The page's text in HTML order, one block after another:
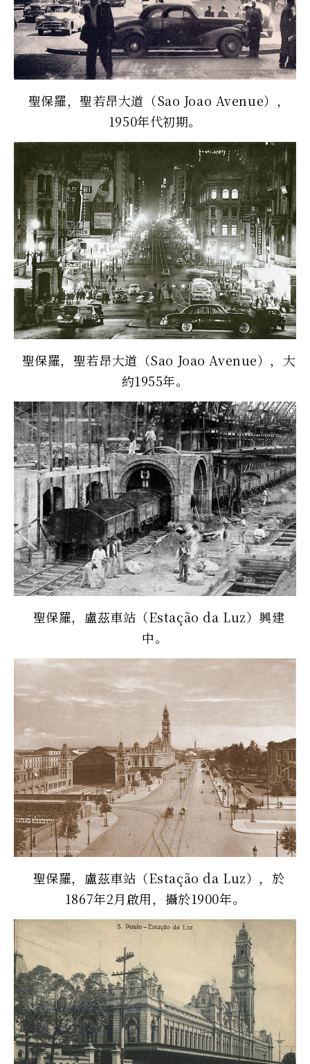
聖保羅，聖若昂大道（Sao Joao Avenue），
1950年代初期。
聖保羅，聖若昂大道（Sao Joao Avenue），大
約1955年。
聖保羅，盧茲車站（Estação da Luz）興建
中。
聖保羅，盧茲車站（Estação da Luz），於
1867年2月啟用，攝於1900年。